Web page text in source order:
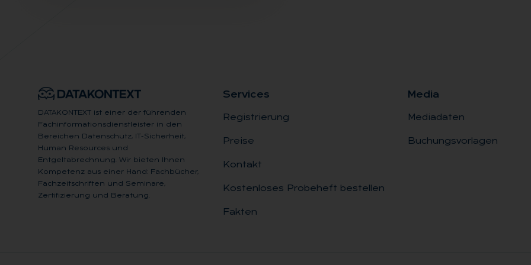
DATAKONTEXT ist einer der führenden
Fachinformationsdienstleister in den
Bereichen Datenschutz, IT-Sicherheit,
Human Resources und
Entgeltabrechnung. Wir bieten Ihnen
Kompetenz aus einer Hand: Fachbücher,
Fachzeitschriften und Seminare,
Zertifizierung und Beratung.
Ser­vices
Registrierung
Preise
Kontakt
Kostenloses Probeheft bestellen
Fakten
Me­dia
Mediadaten
Buchungsvorlagen